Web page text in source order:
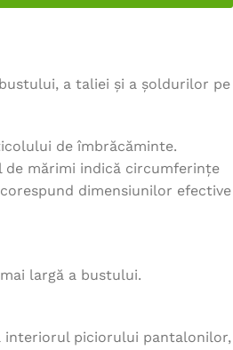
a taliei și a șoldurilor pe
de îmbrăcăminte.
de mărimi indică circumferințe
dimensiunilor efective
largă a bustului.
interiorul piciorului pantalonilor,